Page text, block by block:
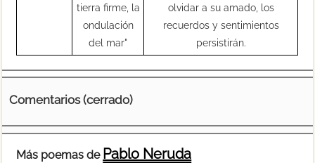
tierra firme, la
ondulación
del mar"
olvidar a su amado, los
recuerdos y sentimientos
persistirán.
Comentarios (cerrado)
Más poemas de Pablo Neruda